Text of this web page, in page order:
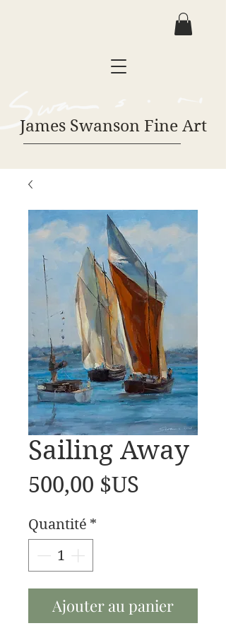
James Swanson Fine Art
Sailing Away
500,00 $US
Quantité *
Ajouter au panier